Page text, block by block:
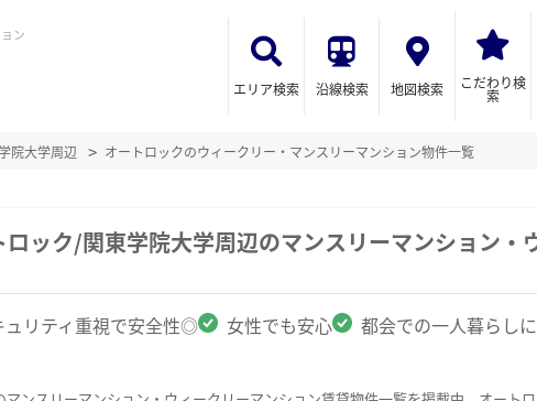
ン
エリア検索 沿線検索 地図検索 こだわり検
索
院大学周辺 オートロックのウィークリー・マンスリーマンション物件一覧
ロック/関東学院大学周辺のマンスリーマンション・
ュリティ重視で安全性◎ 女性でも安心 都会での一人暮らしに